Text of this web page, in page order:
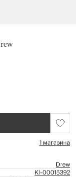
1 магазина
Drew
Kl-00015392